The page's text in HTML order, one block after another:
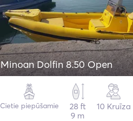
Minoan Dolfin 8.50 Open
Cietie piepūšamie
28 ft
9 m
10 Kruīza